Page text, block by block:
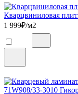
Кварцвиниловая
1 999₽/м2